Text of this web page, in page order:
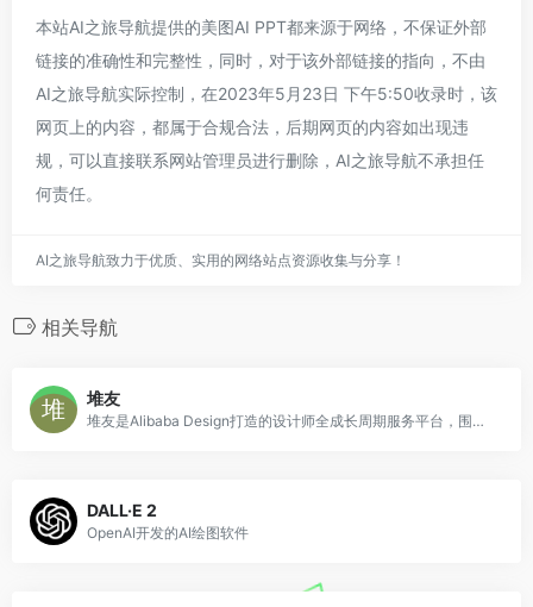
本站AI之旅导航提供的美图AI PPT都来源于网络，不保证外部
链接的准确性和完整性，同时，对于该外部链接的指向，不由
AI之旅导航实际控制，在2023年5月23日 下午5:50收录时，该
网页上的内容，都属于合规合法，后期网页的内容如出现违
规，可以直接联系网站管理员进行删除，AI之旅导航不承担任
何责任。
AI之旅导航致力于优质、实用的网络站点资源收集与分享！
相关导航
堆友
堆友是Alibaba Design打造的设计师全成长周期服务平台，围绕品质、效率、技能、成就、收入五大用户价值布局平台能力，全力服务设计师，旨在成为设计师的好朋友。堆友历经大厂设计师团队多轮打磨雕刻，集海量高品质3D素材、实时在线渲染、多元场景功能应用、轻便好学易上手等多重优势于一身的设计神器，更自带免费可商用属性，为专业设计师、运营工友、学生小白、社交达人提供了一个零成本的在线设计站点和资源库。
DALL·E 2
OpenAI开发的AI绘图软件